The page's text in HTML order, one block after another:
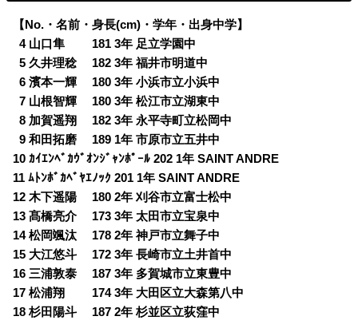
【No.・名前・身長(cm)・学年・出身中学】
04 山口隼 181 3年 足立学園中
05 久井理稔 182 3年 福井市明道中
06 濱本一輝 180 3年 小浜市立小浜中
07 山根智輝 180 3年 松江市立湖東中
08 加賀遥翔 182 3年 永平寺町立松岡中
09 和田拓磨 189 1年 市原市立五井中
10 ｶｲｴﾝﾍﾞｶｳﾞｵﾝｼﾞｬﾝﾎﾟｰﾙ 202 1年 SAINT ANDRE
11 ﾑﾄﾝﾎﾞｶﾍﾞﾔｴﾉｯｸ 201 1年 SAINT ANDRE
12 木下遥陽 180 2年 刈谷市立富士松中
13 髙橋亮介 173 3年 太田市立宝泉中
14 松岡颯汰 178 2年 神戸市立舞子中
15 大江悠斗 172 3年 長崎市立土井首中
16 三浦敦泰 187 3年 多賀城市立東豊中
17 松浦翔 174 3年 大田区立大森第八中
18 杉田陽斗 187 2年 杉並区立荻窪中